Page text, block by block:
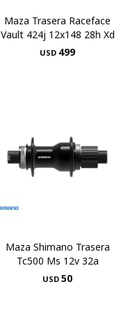
Maza Trasera Raceface
Vault 424j 12x148 28h Xd
USD 499
Maza Shimano Trasera
Tc500 Ms 12v 32a
USD 50